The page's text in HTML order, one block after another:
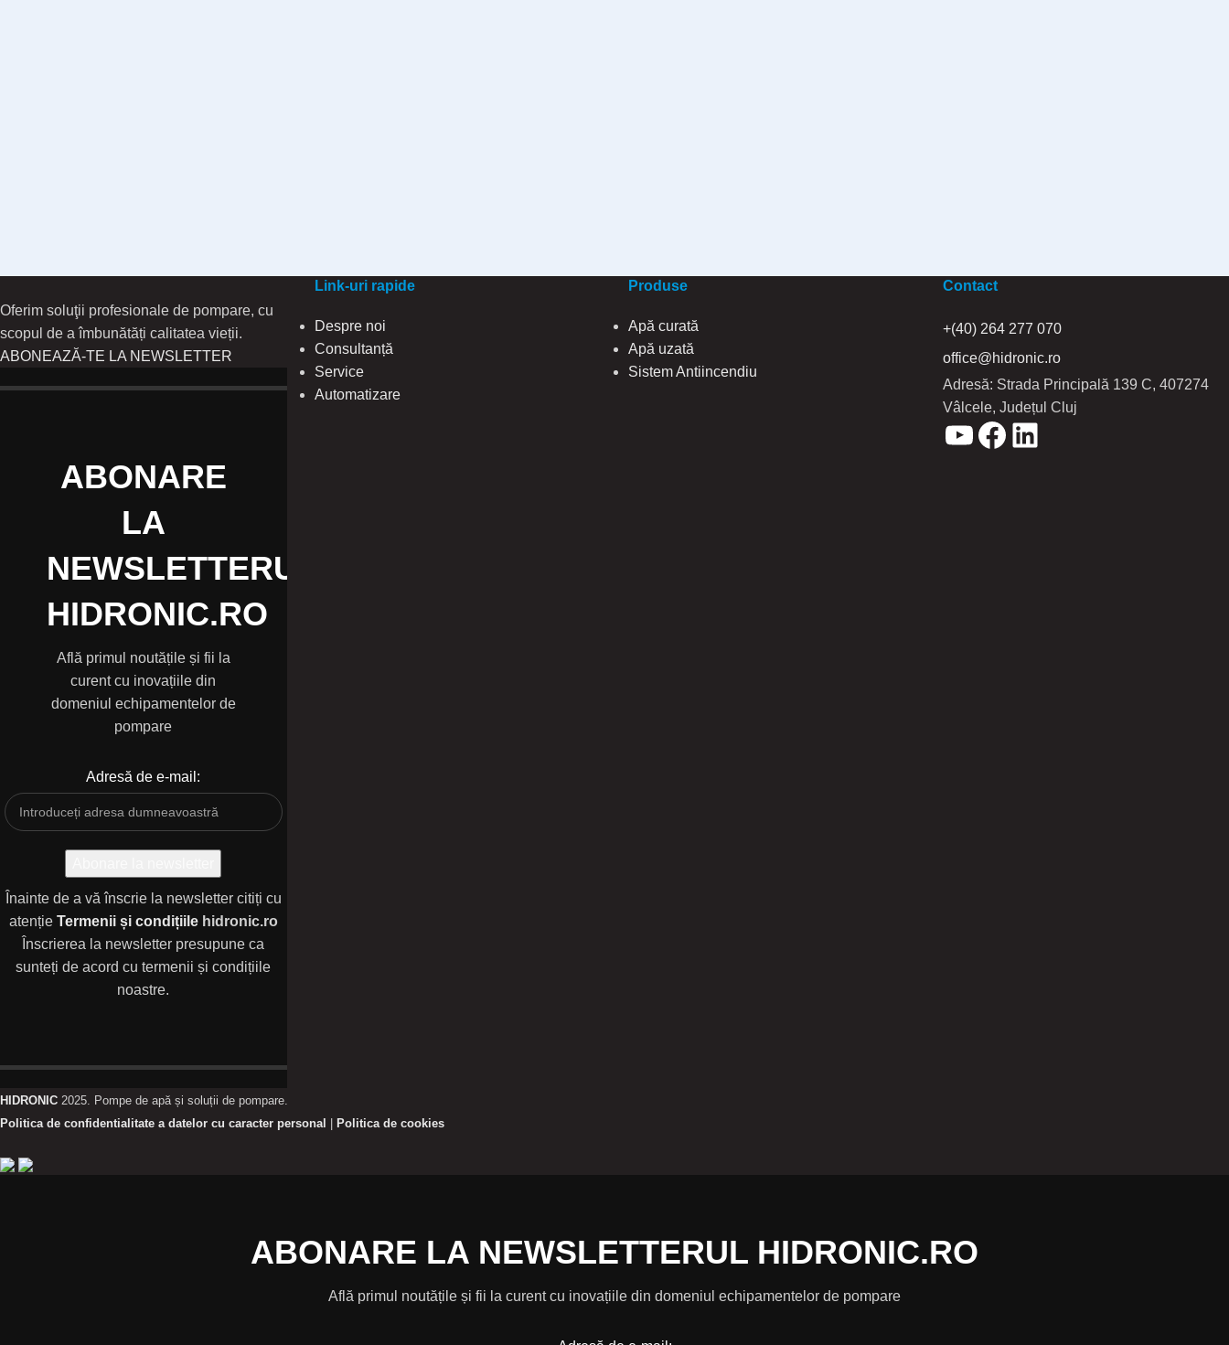
Oferim soluţii profesionale de pompare, cu
scopul de a îmbunătăți calitatea vieții.
ABONEAZĂ-TE LA NEWSLETTER
ABONARE
LA
NEWSLETTERUL
HIDRONIC.RO
Află primul noutățile și fii la
curent cu inovațiile din
domeniul echipamentelor de
pompare
Adresă de e-mail:
Înainte de a vă înscrie la newsletter citiți cu
atenție Termenii și condițiilehidronic.ro
Înscrierea la newsletter presupune ca
sunteți de acord cu termenii și condițiile
noastre.
Link-uri rapide
Despre noi
Consultanță
Service
Automatizare
Produse
Apă curată
Apă uzată
Sistem Antiincendiu
Contact
+(40) 264 277 070
office@hidronic.ro
Adresă: Strada Principală 139 C, 407274
Vâlcele, Județul Cluj
HIDRONIC 2025. Pompe de apă și soluții de pompare.
Politica de confidentialitate a datelor cu caracter personal
Politica de cookies
ABONARE LA NEWSLETTERUL HIDRONIC.RO
Află primul noutățile și fii la curent cu inovațiile din domeniul echipamentelor de pompare